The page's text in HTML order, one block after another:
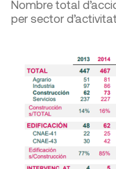
Nombre total
per sector